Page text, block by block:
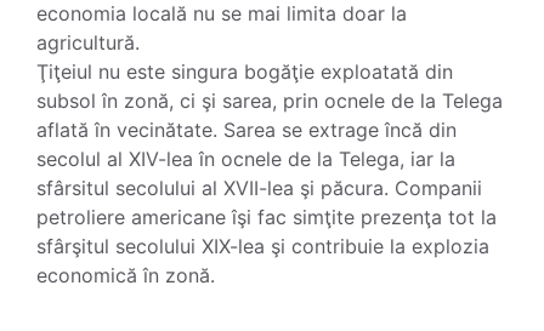
economia locală nu se mai limita doar la
agricultură.
Ţiţeiul nu este singura bogăţie exploatată din
subsol în zonă, ci şi sarea, prin ocnele de la Telega
aflată în vecinătate. Sarea se extrage încă din
secolul al XIV-lea în ocnele de la Telega, iar la
sfârsitul secolului al XVII-lea şi păcura. Companii
petroliere americane îşi fac simţite prezenţa tot la
sfârşitul secolului XIX-lea şi contribuie la explozia
economică în zonă.